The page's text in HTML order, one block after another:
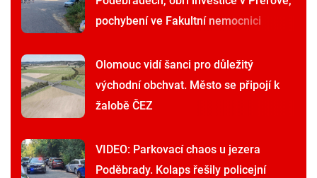
pochybení ve Fakultní nemocnici
Olomouc vidí šanci pro důležitý
východní obchvat. Město se připojí k
žalobě ČEZ
VIDEO: Parkovací chaos u jezera
Poděbrady. Kolaps řešily policejní